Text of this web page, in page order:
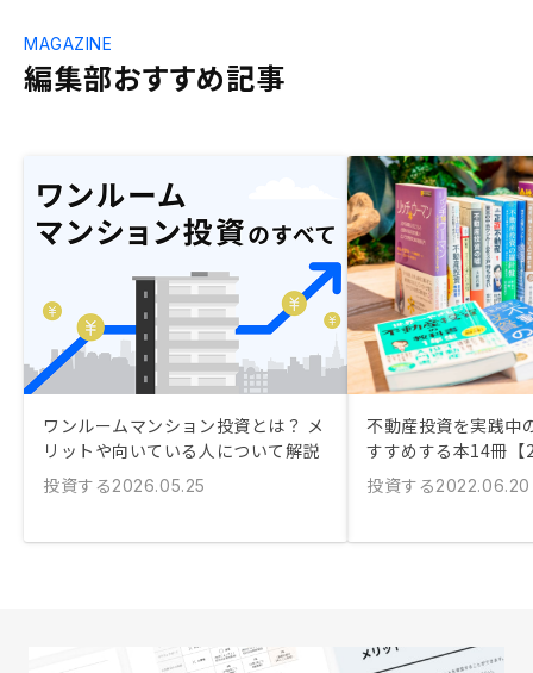
編集部おすすめ記事
MAGAZINE
ワンルームマンション投資とは？ メ
リットや向いている人について解説
投資する2026.05.25
不動産投資を実践中
すすめする本14冊【
投資する2022.06.20